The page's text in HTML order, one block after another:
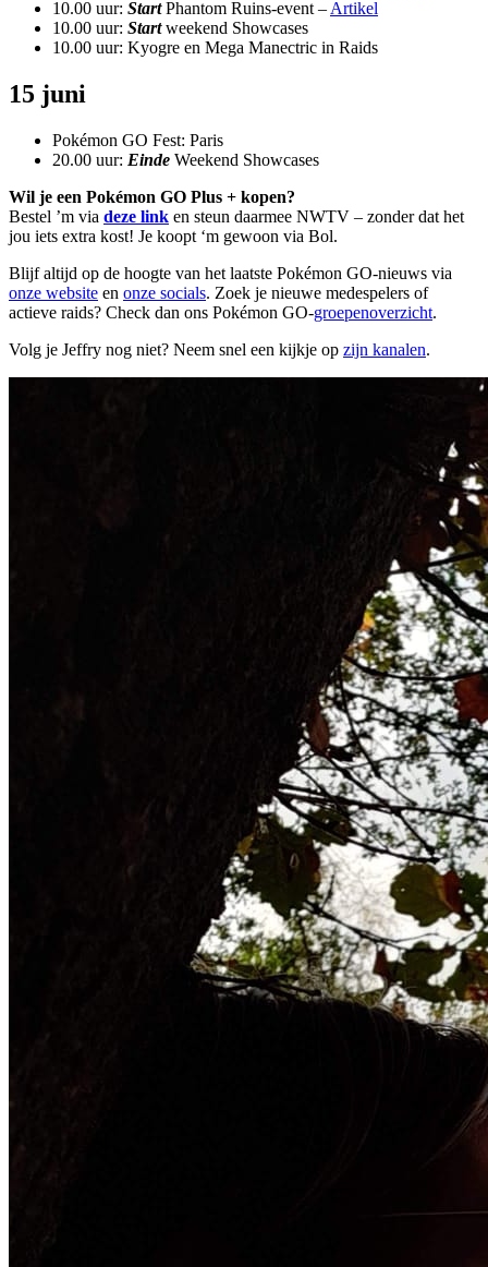
10.00 uur: Start Phantom Ruins-event – Artikel
10.00 uur: Startweekend Showcases
10.00 uur: Kyogre en Mega Manectric in Raids
15 juni
Pokémon GO Fest: Paris
20.00 uur: Einde Weekend Showcases
Wil je een Pokémon GO Plus + kopen?
Bestel ’m via deze link en steun daarmee NWTV – zonder dat het
jou iets extra kost! Je koopt ‘m gewoon via Bol.
Blijf altijd op de hoogte van het laatste Pokémon GO-nieuws via
onze website en onze socials. Zoek je nieuwe medespelers of
actieve raids? Check dan ons Pokémon GO-groepenoverzicht.
Volg je Jeffry nog niet? Neem snel een kijkje op zijn kanalen.